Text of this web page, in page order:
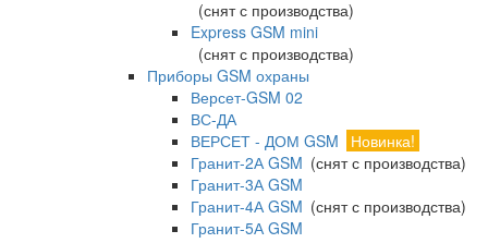
(снят с производства)
Express GSM mini
(снят с производства)
Приборы GSM охраны
Версет-GSM 02
ВС-ДА
ВЕРСЕТ - ДОМ GSM
Новинка!
Гранит-2А GSM (снят с производства)
Гранит-3А GSM
Гранит-4А GSM (снят с производства)
Гранит-5А GSM